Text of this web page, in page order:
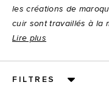
les créations de
cuir sont travaillés à la
Lire plus
FILTRES